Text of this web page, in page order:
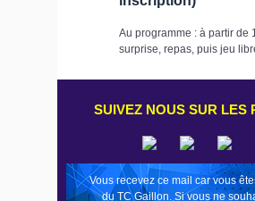
Au programme : à partir de
surprise, repas, puis jeu
SUIVEZ NOUS SUR LES
Vous recevez ce mail car vous
du TC Gaillon.Si vous ne